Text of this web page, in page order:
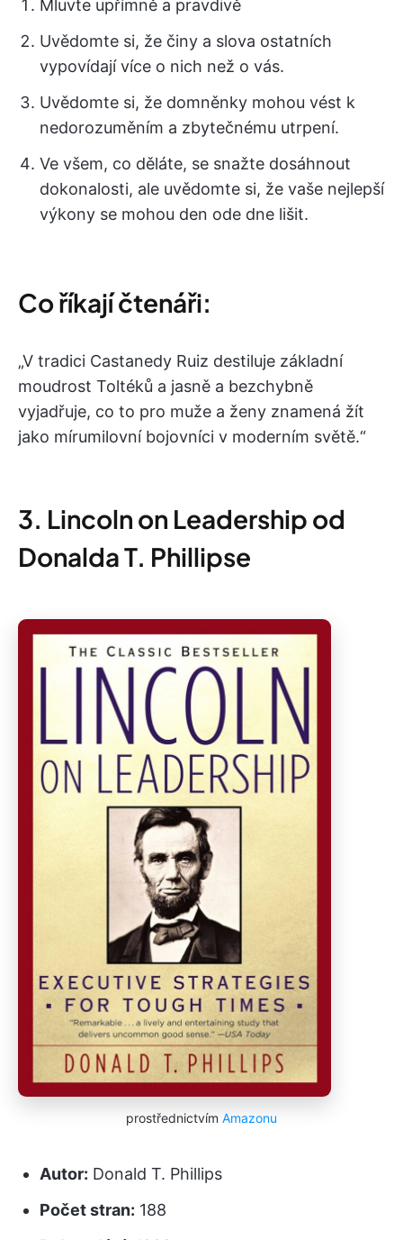
Mluvte upřímně a pravdivě
Uvědomte si, že činy a slova ostatních
vypovídají více o nich než o vás.
Uvědomte si, že domněnky mohou vést k
nedorozuměním a zbytečnému utrpení.
Ve všem, co děláte, se snažte dosáhnout
dokonalosti, ale uvědomte si, že vaše nejlepší
výkony se mohou den ode dne lišit.
Co říkají čtenáři:
„V tradici Castanedy Ruiz destiluje základní
moudrost Toltéků a jasně a bezchybně
vyjadřuje, co to pro muže a ženy znamená žít
jako mírumilovní bojovníci v moderním světě.“
3. Lincoln on Leadership od
Donalda T. Phillipse
prostřednictvím Amazonu
Autor: Donald T. Phillips
Počet stran: 188